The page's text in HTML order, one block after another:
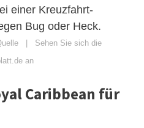
einer Kreuzfahrt-
Bug oder Heck.
| Sehen Sie sich die
an
Caribbean für